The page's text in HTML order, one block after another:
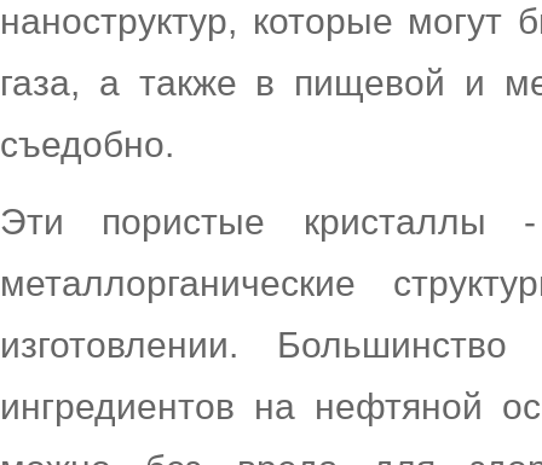
наноструктур, которые могут
газа, а также в пищевой и
съедобно.
Эти пористые кристаллы
металлорганические
изготовлении.
ингредиентов на нефтяной